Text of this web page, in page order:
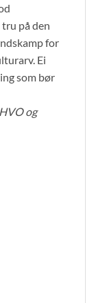
på den
for
Ei
som bør
og